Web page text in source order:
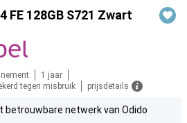
FE 128GB S721 Zwart
1 jaar
tegen misbruik
prijsdetails
betrouwbare netwerk van Odido